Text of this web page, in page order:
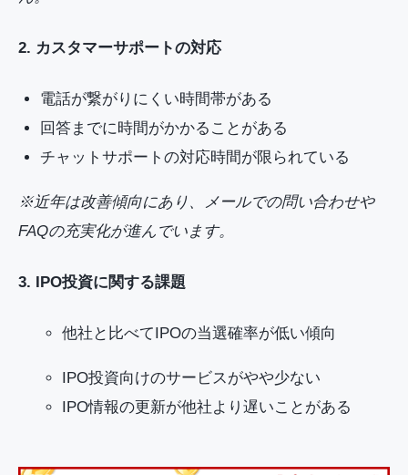
2. カスタマーサポートの対応
電話が繋がりにくい時間帯がある
回答までに時間がかかることがある
チャットサポートの対応時間が限られている
※近年は改善傾向にあり、メールでの問い合わせや
FAQの充実化が進んでいます。
3. IPO投資に関する課題
他社と比べてIPOの当選確率が低い傾向
IPO投資向けのサービスがやや少ない
IPO情報の更新が他社より遅いことがある